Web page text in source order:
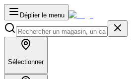
Déplier le menu
Sélectionner